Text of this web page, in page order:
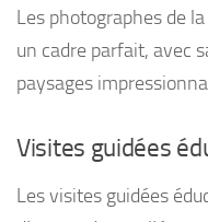
Les photographes de
un cadre parfait, avec
paysages
Visites guidées
Les visites guidées